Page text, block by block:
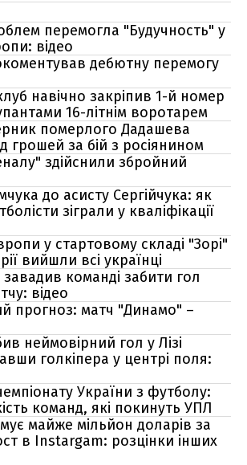
перемогла "Будучность" у
відео
дебютну перемогу
навічно закріпив 1-й номер
16-літнім воротарем
померлого Дадашева
грошей за бій з росіянином
здійснили збройний
до асисту Сергійчука: як
зіграли у кваліфікації
у стартовому складі "Зорі"
вийшли всі українці
завадив команді забити гол
відео
прогноз: матч "Динамо" –
неймовірний гол у Лізі
голкіпера у центрі поля:
України з футболу:
команд, які покинуть УПЛ
майже мільйон доларів за
в Instargam: розцінки інших